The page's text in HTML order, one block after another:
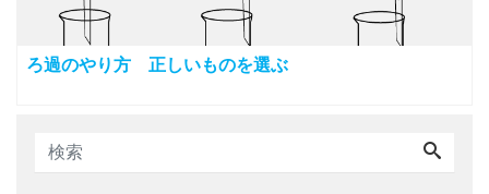
ろ過のやり方 正しいものを選ぶ